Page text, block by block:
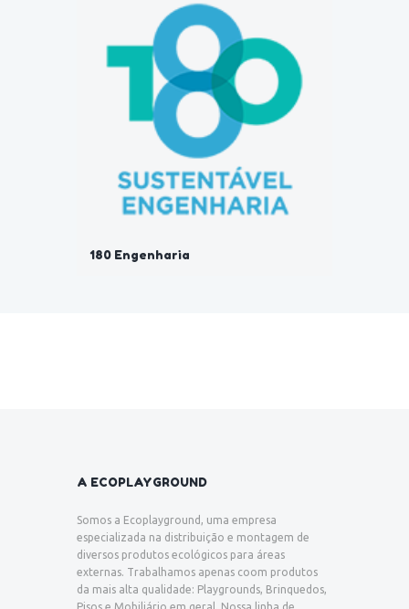
180 Engenharia
A ECOPLAYGROUND
Somos a Ecoplayground, uma empresa
especializada na distribuição e montagem de
diversos produtos ecológicos para áreas
externas. Trabalhamos apenas coom produtos
da mais alta qualidade: Playgrounds, Brinquedos,